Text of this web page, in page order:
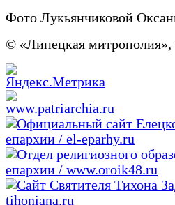
Фото Лукьянчиковой
© «Липецкая митрополия»,